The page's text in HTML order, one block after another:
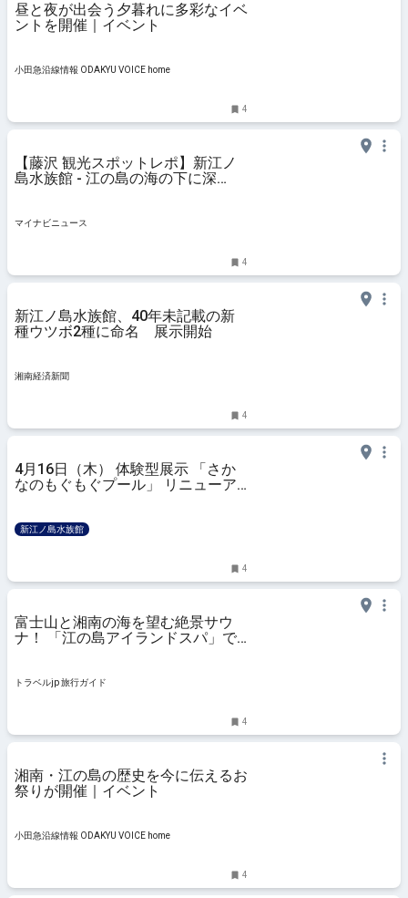
昼と夜が出会う夕暮れに多彩なイベ
ントを開催｜イベント
小田急沿線情報 ODAKYU VOICE home
4
【藤沢 観光スポットレポ】新江ノ
島水族館 - 江の島の海の下に深
マイナビニュース
4
新江ノ島水族館、40年未記載の新
種ウツボ2種に命名 展示開始
湘南経済新聞
4
4月16日（木） 体験型展示 「さか
なのもぐもぐプール」 リニューア
新江ノ島水族館
4
富士山と湘南の海を望む絶景サウ
ナ！ 「江の島アイランドスパ」で
トラベルjp 旅行ガイド
4
湘南・江の島の歴史を今に伝えるお
祭りが開催｜イベント
小田急沿線情報 ODAKYU VOICE home
4